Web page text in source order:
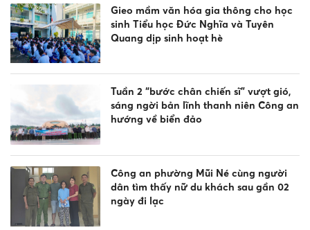
Gieo mầm văn hóa gia thông cho học
sinh Tiểu học Đức Nghĩa và Tuyên
Quang dịp sinh hoạt hè
Tuần 2 “bước chân chiến sĩ” vượt gió,
sáng ngời bản lĩnh thanh niên Công an
hướng về biển đảo
Công an phường Mũi Né cùng người
dân tìm thấy nữ du khách sau gần 02
ngày đi lạc